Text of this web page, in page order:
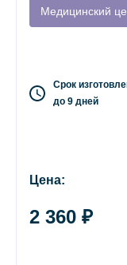
Медицинский
Срок
до 9 дней
Цена:
2 360 ₽